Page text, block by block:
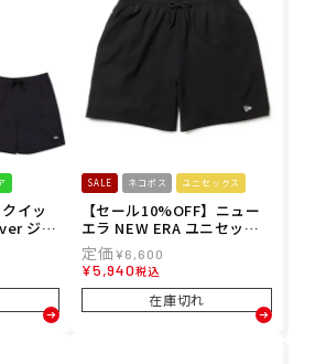
イッ
ジュ
ーツ
VOL
ードシ
26SP
SALE ネコポス ユニセックス
【セール10%OFF】ニュー
エラ NEW ERA ユニセック
ス ショートパンツ ハーフパ
ンツ ユーティリティー ショ
ートパンツ 14774238 26SP
¥6,600
¥5,940税込
在庫切れ